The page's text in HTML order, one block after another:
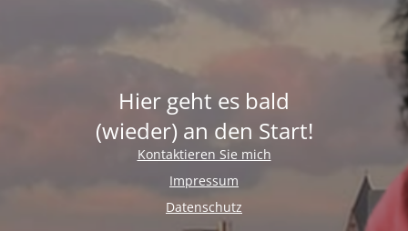
Hier geht es bald
(wieder) an den Start!
Kontaktieren Sie mich
Impressum
Datenschutz